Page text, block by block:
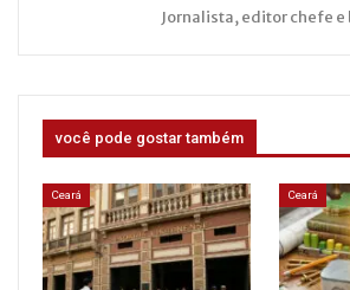
Jornalista, editor chefe
você pode gostar também
Ceará Ceará